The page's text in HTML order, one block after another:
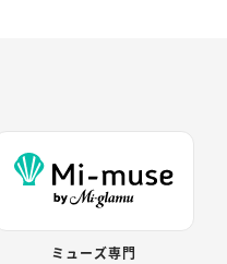
ミューズ専門